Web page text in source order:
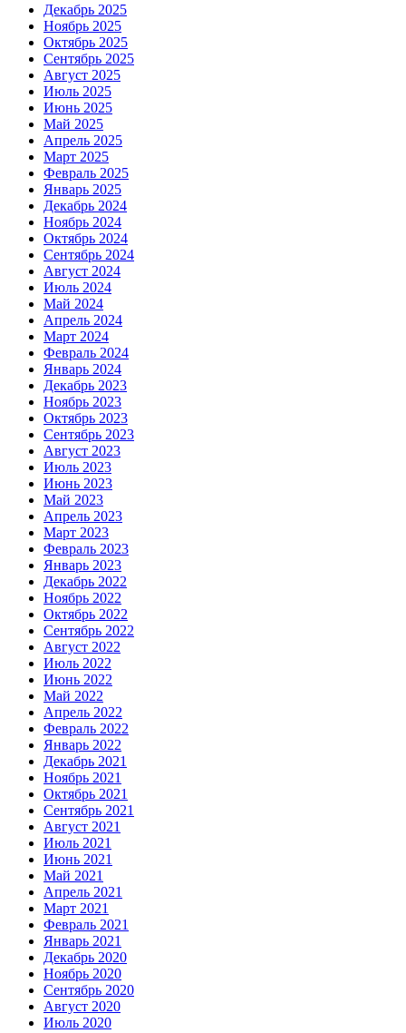
Декабрь 2025
Ноябрь 2025
Октябрь 2025
Сентябрь 2025
Август 2025
Июль 2025
Июнь 2025
Май 2025
Апрель 2025
Март 2025
Февраль 2025
Январь 2025
Декабрь 2024
Ноябрь 2024
Октябрь 2024
Сентябрь 2024
Август 2024
Июль 2024
Май 2024
Апрель 2024
Март 2024
Февраль 2024
Январь 2024
Декабрь 2023
Ноябрь 2023
Октябрь 2023
Сентябрь 2023
Август 2023
Июль 2023
Июнь 2023
Май 2023
Апрель 2023
Март 2023
Февраль 2023
Январь 2023
Декабрь 2022
Ноябрь 2022
Октябрь 2022
Сентябрь 2022
Август 2022
Июль 2022
Июнь 2022
Май 2022
Апрель 2022
Февраль 2022
Январь 2022
Декабрь 2021
Ноябрь 2021
Октябрь 2021
Сентябрь 2021
Август 2021
Июль 2021
Июнь 2021
Май 2021
Апрель 2021
Март 2021
Февраль 2021
Январь 2021
Декабрь 2020
Ноябрь 2020
Сентябрь 2020
Август 2020
Июль 2020